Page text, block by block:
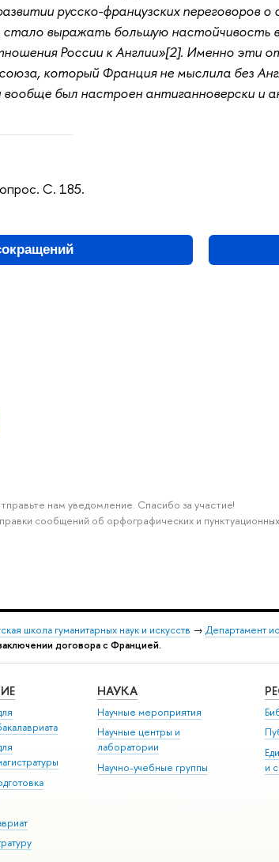
русско-французских переговоров
выражать большую настойчивость
России к Англии»[2]. Именно эти
который Франция не мыслила без
был настроен антиганноверски и
С. 185.
нам уведомление. Спасибо за участие!
сообщений об орфографических и
школа гуманитарных наук и искусств → Департамент
договора с Францией.
НАУКА
Научные мероприятия
Научные центры и
лаборатории
Научно-учебные группы
и